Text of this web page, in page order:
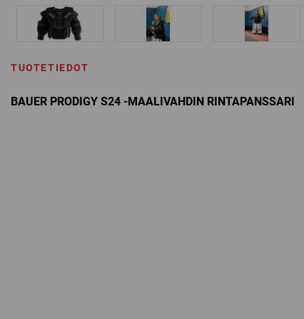
TUOTETIEDOT
BAUER PRODIGY S24 -MAALIVAHDIN RINTAPANSSARI